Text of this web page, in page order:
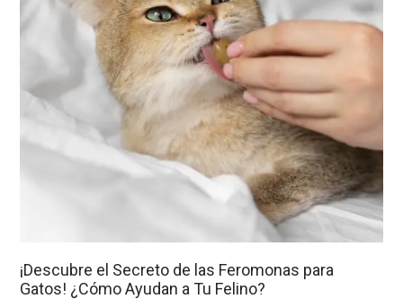
¡Descubre el Secreto de las Feromonas para
Gatos! ¿Cómo Ayudan a Tu Felino?